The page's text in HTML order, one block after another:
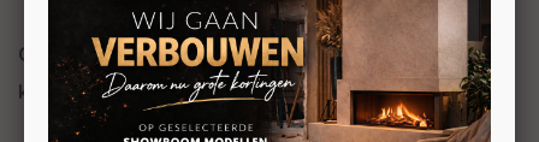
Charlton & Jenrick Go Eco Adventurer 5 Outdoor
kachel